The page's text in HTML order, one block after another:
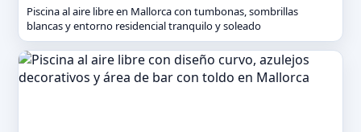
Piscina al aire libre en Mallorca con tumbonas, sombrillas
blancas y entorno residencial tranquilo y soleado